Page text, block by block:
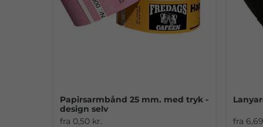
Papirsarmbånd 25 mm. med tryk -
design selv
fra 0,50 kr.
fra